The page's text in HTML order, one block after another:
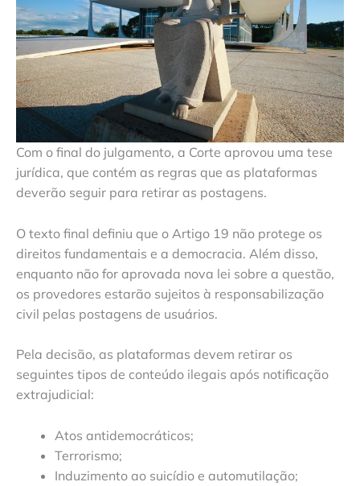
Com o final do julgamento, a Corte aprovou uma tese
jurídica, que contém as regras que as plataformas
deverão seguir para retirar as postagens.
O texto final definiu que o Artigo 19 não protege os
direitos fundamentais e a democracia. Além disso,
enquanto não for aprovada nova lei sobre a questão,
os provedores estarão sujeitos à responsabilização
civil pelas postagens de usuários.
Pela decisão, as plataformas devem retirar os
seguintes tipos de conteúdo ilegais após notificação
extrajudicial:
Atos antidemocráticos;
Terrorismo;
Induzimento ao suicídio e automutilação;